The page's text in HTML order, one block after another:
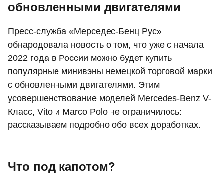
обновленными двигателями
Пресс-служба «Мерседес-Бенц Рус»
обнародовала новость о том, что уже с начала
2022 года в России можно будет купить
популярные минивэны немецкой торговой марки
с обновленными двигателями. Этим
усовершенствование моделей Mercedes-Benz V-
Класс, Vito и Marco Polo не ограничилось:
рассказываем подробно обо всех доработках.
Что под капотом?